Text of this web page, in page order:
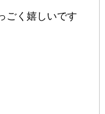
ごく嬉しいです